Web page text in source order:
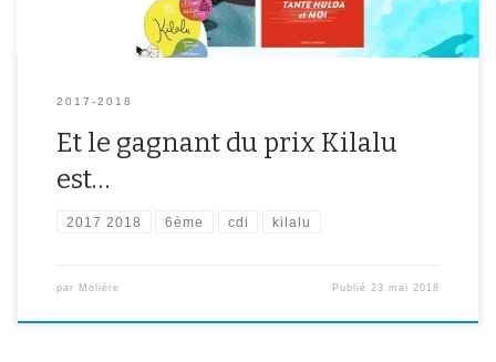
2017-2018
Et le gagnant du prix Kilalu
est…
2017 2018 6ème cdi kilalu
par Molière Publié 23 mai 2018